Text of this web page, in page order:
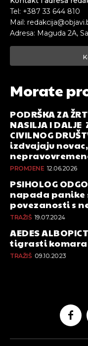
Tel: +387 33 644 810
Mail:
Adresa: Maguda 2A,
Morate
PODRŠKA ZA
NASILJA I DALJE
CIVILNOG
izdvajaju
PROMJENE 12.06.2026
PSIHOLOG
napada panike
povezanosti s
TRAŽIŠ 19.07.2024
AEDES
tigrasti
TRAŽIŠ 09.10.2023